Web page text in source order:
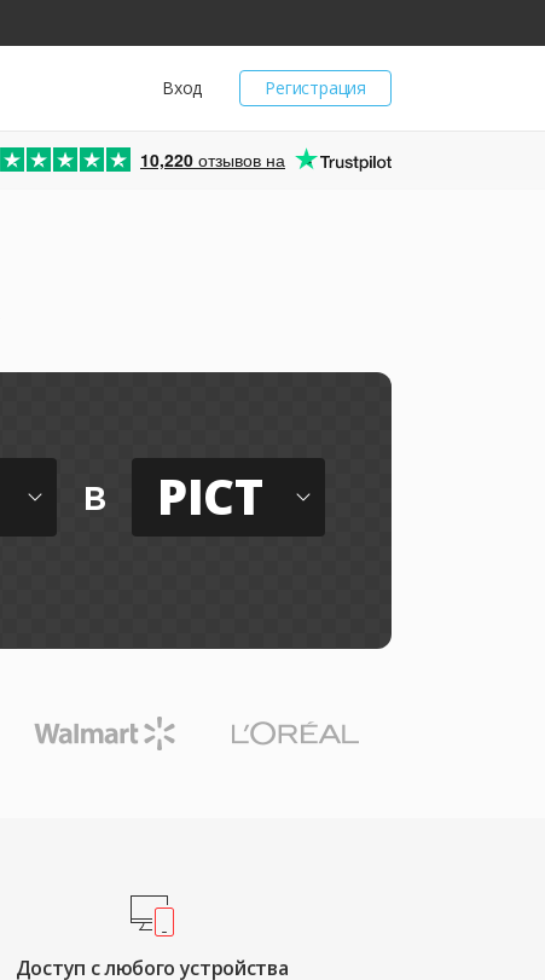
Регистрация
Вход
10,220 отзывов на
в PICT
Доступ с любого устройства